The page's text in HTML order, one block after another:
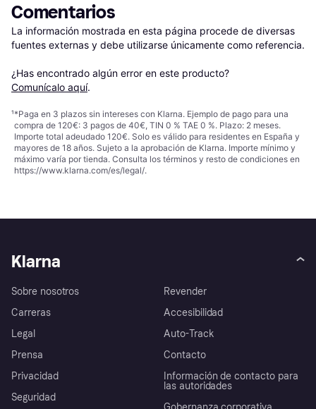
Comentarios
La información mostrada en esta página procede de diversas
fuentes externas y debe utilizarse únicamente como referencia.
¿Has encontrado algún error en este producto?
Comunícalo aquí.
¹*Paga en 3 plazos sin intereses con Klarna. Ejemplo de pago para una
compra de 120€: 3 pagos de 40€, TIN 0 % TAE 0 %. Plazo: 2 meses.
Importe total adeudado 120€. Solo es válido para residentes en España y
mayores de 18 años. Sujeto a la aprobación de Klarna. Importe mínimo y
máximo varía por tienda. Consulta los términos y resto de condiciones en
https://www.klarna.com/es/legal/.
Klarna
Sobre nosotros
Carreras
Legal
Prensa
Privacidad
Seguridad
Revender
Accesibilidad
Auto-Track
Contacto
Información de contacto para
las autoridades